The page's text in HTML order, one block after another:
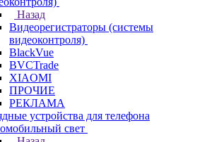
Назад
Видеорегистраторы (системы
видеоконтроля)
BlackVue
BVCTrade
XIAOMI
ПРОЧИЕ
РЕКЛАМА
устройства для телефона
свет